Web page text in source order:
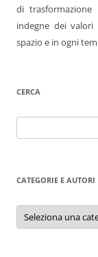
di
indegne dei
spazio e in ogni
CERCA
per:
CATEGORIE E AUTORI
Categorie
autori